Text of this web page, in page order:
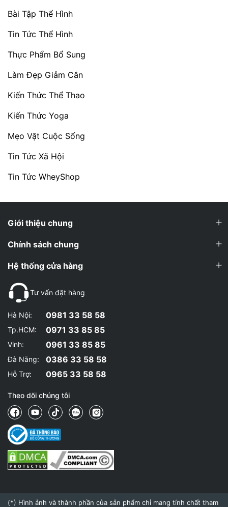
Bài Tập Thể Hình
Tin Tức Thể Hình
Thực Phẩm Bổ Sung
Làm Đẹp Giảm Cân
Kiến Thức Thể Thao
Kiến Thức Yoga
Mẹo Vặt Cuộc Sống
Tin Tức Xã Hội
Tin Tức WheyShop
Giới thiệu chung
Chính sách chung
Hệ thống cửa hàng
Tư vấn đặt hàng
Hà Nội: 0981 33 58 58
Tp.HCM: 0971 33 85 85
Vinh: 0961 33 85 85
Đà Nẵng: 0386 33 58 58
Hỗ Trợ: 0965 33 58 58
Theo dõi chúng tôi
(*) Hình ảnh và thành phần của sản phẩm chỉ mang tính chất tham